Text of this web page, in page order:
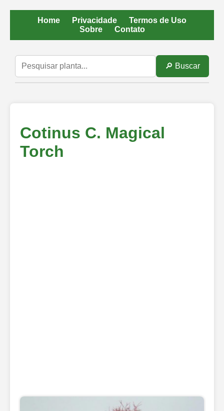
Home Privacidade
Termos de Uso
Sobre
Contato
🔎 Buscar
Cotinus C. Magical
Torch